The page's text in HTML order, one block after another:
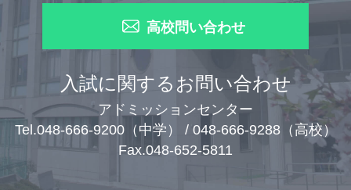
高校問い合わせ
入試に関するお問い合わせ
アドミッションセンター
Tel.048-666-9200（中学） / 048-666-9288（高校）
Fax.048-652-5811